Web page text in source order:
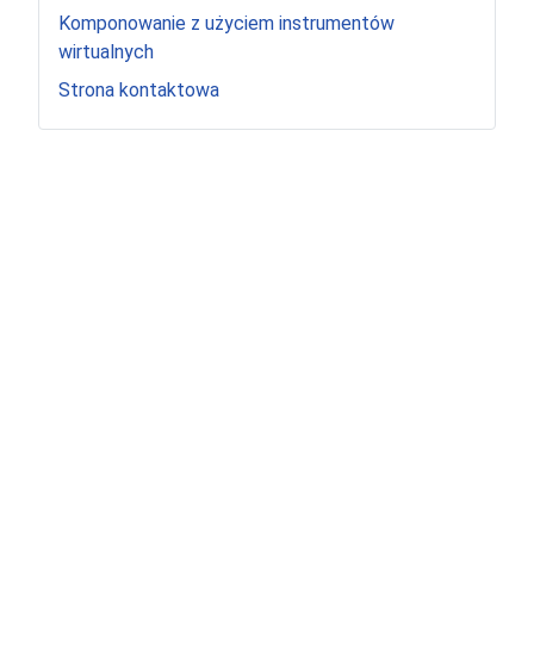
Komponowanie z użyciem instrumentów
wirtualnych
Strona kontaktowa